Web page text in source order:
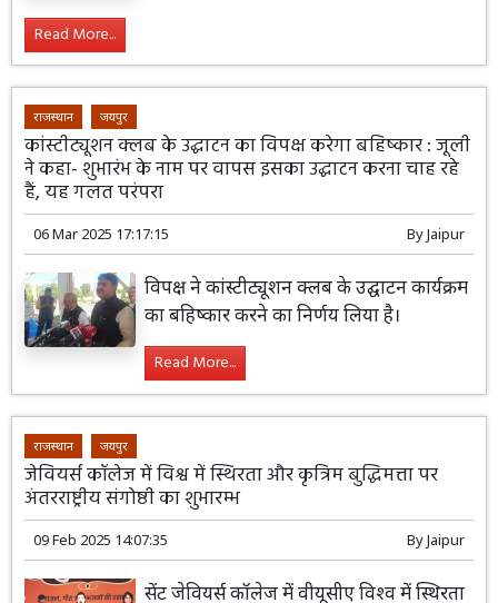
Read More...
राजस्थान जयपुर
कांस्टीट्यूशन क्लब के उद्घाटन का विपक्ष करेगा बहिष्कार : जूली
ने कहा- शुभारंभ के नाम पर वापस इसका उद्घाटन करना चाह रहे
हैं, यह गलत परंपरा
06 Mar 2025 17:17:15 ByJaipur
विपक्ष ने कांस्टीट्यूशन क्लब के उद्घाटन कार्यक्रम
का बहिष्कार करने का निर्णय लिया है।
Read More...
राजस्थान जयपुर
जेवियर्स कॉलेज में विश्व में स्थिरता और कृत्रिम बुद्धिमत्ता पर
अंतरराष्ट्रीय संगोष्ठी का शुभारम्भ
09 Feb 2025 14:07:35 ByJaipur
सेंट जेवियर्स कॉलेज में वीयूसीए विश्व में स्थिरता